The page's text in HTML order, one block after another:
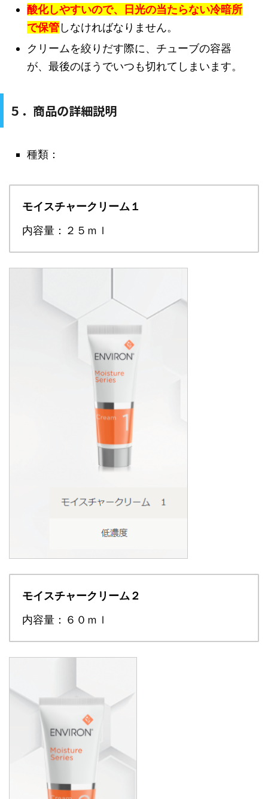
酸化しやすいので、日光の当たらない冷暗所
で保管しなければなりません。
クリームを絞りだす際に、チューブの容器
が、最後のほうでいつも切れてしまいます。
５．商品の詳細説明
種類：
モイスチャークリーム１
内容量：２５ｍｌ
モイスチャークリーム２
内容量：６０ｍｌ